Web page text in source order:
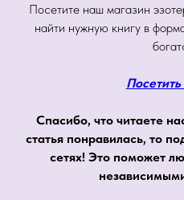
Посетите наш магазин
найти нужную книгу в
Спасибо, что читаете
статья понравилась, то
сетях! Это поможет